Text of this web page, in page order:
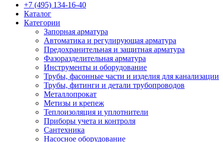
+7 (495) 134-16-40
Каталог
Категории
Запорная арматура
Автоматика и регулирующая арматура
Предохранительная и защитная арматура
Фазоразделительная арматура
Инструменты и оборудование
Трубы, фасонные части и изделия для канализации
Трубы, фитинги и детали трубопроводов
Металлопрокат
Метизы и крепеж
Теплоизоляция и уплотнители
Приборы учета и контроля
Сантехника
Насосное оборудование